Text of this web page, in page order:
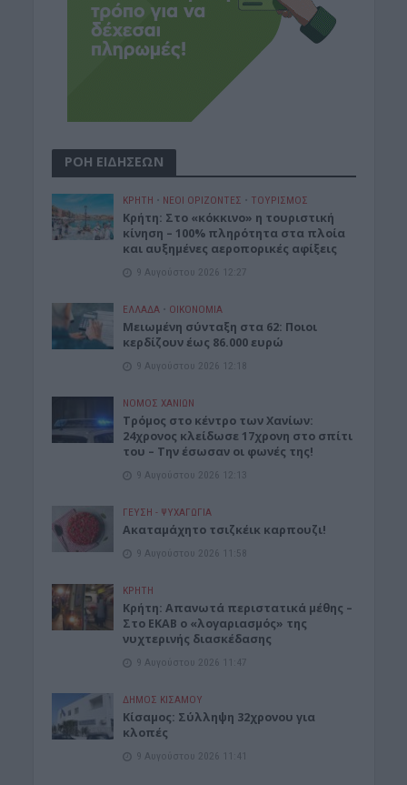
ΡΟΗ ΕΙΔΗΣΕΩΝ
ΚΡΗΤΗ • ΝΕΟΙ ΟΡΙΖΟΝΤΕΣ • ΤΟΥΡΙΣΜΟΣ
Κρήτη: Στο «κόκκινο» η τουριστική
κίνηση – 100% πληρότητα στα πλοία
και αυξημένες αεροπορικές αφίξεις
9 Αυγούστου 2026 12:27
ΕΛΛΑΔΑ • ΟΙΚΟΝΟΜΙΑ
Μειωμένη σύνταξη στα 62: Ποιοι
κερδίζουν έως 86.000 ευρώ
9 Αυγούστου 2026 12:18
ΝΟΜΌΣ ΧΑΝΊΩΝ
Τρόμος στο κέντρο των Χανίων:
24χρονος κλείδωσε 17χρονη στο σπίτι
του – Την έσωσαν οι φωνές της!
9 Αυγούστου 2026 12:13
ΓΕΎΣΗ - ΨΥΧΑΓΩΓΊΑ
Ακαταμάχητο τσιζκέικ καρπουζι!
9 Αυγούστου 2026 11:58
ΚΡΗΤΗ
Κρήτη: Απανωτά περιστατικά μέθης –
Στο ΕΚΑΒ ο «λογαριασμός» της
νυχτερινής διασκέδασης
9 Αυγούστου 2026 11:47
ΔΉΜΟΣ ΚΙΣΆΜΟΥ
Κίσαμος: Σύλληψη 32χρονου για
κλοπές
9 Αυγούστου 2026 11:41